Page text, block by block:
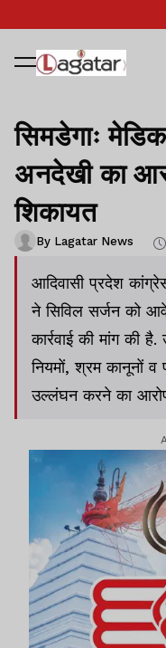
सिमडेगाः
अनदेखी का
शिकायत
By Lagatar News
आदिवासी प्रदेश
ने सिविल सर्जन को
कार्रवाई की मांग की
नियमों, श्रम कानूनों व
उल्लंघन करने का